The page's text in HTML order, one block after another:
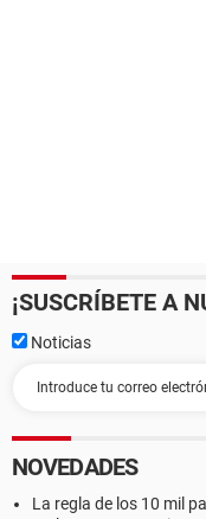
¡SUSCRÍBETE A
Noticias
NOVEDADES
La regla de los 10 mil